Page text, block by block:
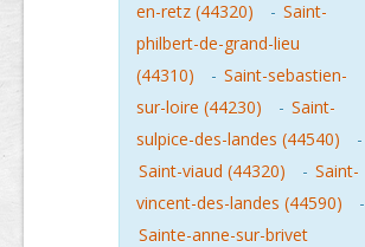
en-retz (44320)
- Saint-
philbert-de-grand-lieu
(44310)
- Saint-sebastien-
sur-loire (44230)
- Saint-
sulpice-des-landes (44540)
-
Saint-viaud (44320)
- Saint-
vincent-des-landes (44590)
-
Sainte-anne-sur-brivet